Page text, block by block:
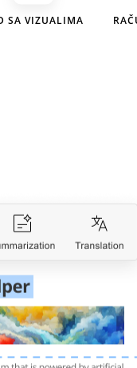
SA VIZUALIMA